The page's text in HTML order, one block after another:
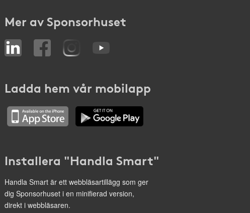
Mer av Sponsorhuset
Ladda hem vår mobilapp
Installera "Handla Smart"
Handla Smart är ett webbläsartillägg som ger
dig Sponsorhuset i en minifierad version,
direkt i webbläsaren.